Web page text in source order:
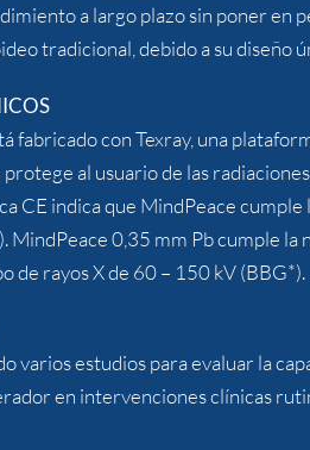
a largo plazo sin poner en
tradicional, debido a su diseño
fabricado con Texray, una
al usuario de las
CE indica que MindPeace
MindPeace 0,35 mm Pbcumple la
de rayos X de 60 – 150 kV
varios estudios para evaluar la
en intervenciones clínicas